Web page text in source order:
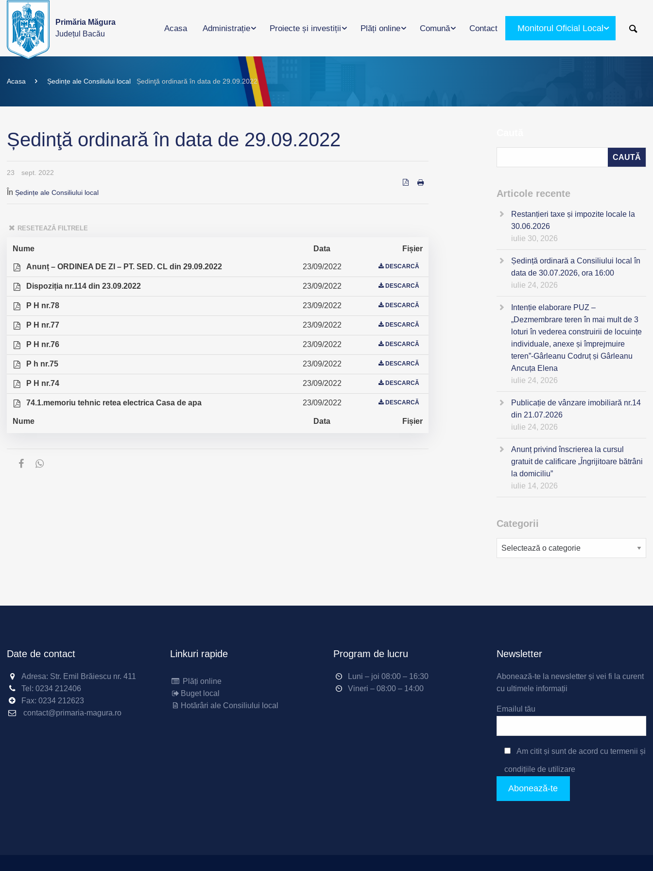
Primăria Măgura
Județul Bacău
Acasa Administrație Proiecte și investiții Plăți online Comună Contact Monitorul Oficial Local
Acasa Ședințe ale Consiliului local Ședinţă ordinară în data de 29.09.2022
Ședinţă ordinară în data de 29.09.2022
23 sept. 2022
În Ședințe ale Consiliului local
RESETEAZĂ FILTRELE
Nume Data Fișier
Anunț – ORDINEA DE ZI – PT. SED. CL din 29.09.2022 23/09/2022 DESCARCĂ
Dispoziția nr.114 din 23.09.2022 23/09/2022 DESCARCĂ
P H nr.78 23/09/2022 DESCARCĂ
P H nr.77 23/09/2022 DESCARCĂ
P H nr.76 23/09/2022 DESCARCĂ
P h nr.75 23/09/2022 DESCARCĂ
P H nr.74 23/09/2022 DESCARCĂ
74.1.memoriu tehnic retea electrica Casa de apa 23/09/2022 DESCARCĂ
Nume Data Fișier
Articole recente
Restanțieri taxe și impozite locale la
30.06.2026
iulie 30, 2026
Ședință ordinară a Consiliului local în
data de 30.07.2026, ora 16:00
iulie 24, 2026
Intenție elaborare PUZ –
„Dezmembrare teren în mai mult de 3
loturi în vederea construirii de locuințe
individuale, anexe și împrejmuire
teren”-Gârleanu Codruț și Gârleanu
Ancuța Elena
iulie 24, 2026
Publicație de vânzare imobiliară nr.14
din 21.07.2026
iulie 24, 2026
Anunț privind înscrierea la cursul
gratuit de calificare „Îngrijitoare bătrâni
la domiciliu”
iulie 14, 2026
Categorii
Categorii
Date de contact
Adresa: Str. Emil Brăiescu nr. 411
Tel: 0234 212406
Fax: 0234 212623
contact@primaria-magura.ro
Linkuri rapide
Plăți online
Buget local
Hotărâri ale Consiliului local
Program de lucru
Luni – joi 08:00 – 16:30
Vineri – 08:00 – 14:00
Newsletter
Abonează-te la newsletter și vei fi la curent
cu ultimele informații
Emailul tău
Am citit și sunt de acord cu termenii și
condițiile de utilizare